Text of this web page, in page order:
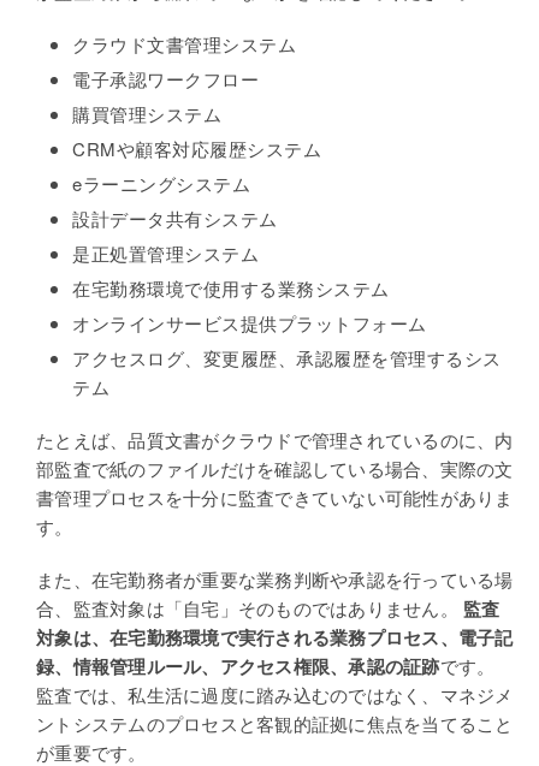
クラウド文書管理システム
電子承認ワークフロー
購買管理システム
CRMや顧客対応履歴システム
eラーニングシステム
設計データ共有システム
是正処置管理システム
在宅勤務環境で使用する業務システム
オンラインサービス提供プラットフォーム
アクセスログ、変更履歴、承認履歴を管理するシス
テム
たとえば、品質文書がクラウドで管理されているのに、内
部監査で紙のファイルだけを確認している場合、実際の文
書管理プロセスを十分に監査できていない可能性がありま
す。
また、在宅勤務者が重要な業務判断や承認を行っている場
合、監査対象は「自宅」そのものではありません。 監査
対象は、在宅勤務環境で実行される業務プロセス、電子記
録、情報管理ルール、アクセス権限、承認の証跡です。
監査では、私生活に過度に踏み込むのではなく、マネジメ
ントシステムのプロセスと客観的証拠に焦点を当てること
が重要です。